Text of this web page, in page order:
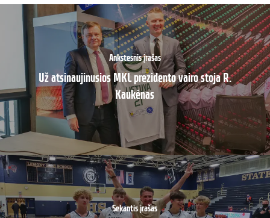
Ankstesnis įrašas
Už atsinaujinusios MKL prezidento vairo stoja R.
Kaukėnas
Sekantis įrašas